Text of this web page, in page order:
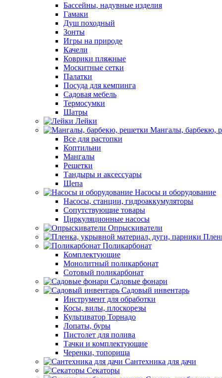
Бассейны, надувные изделия
Гамаки
Душ походный
Зонты
Игры на природе
Качели
Коврики пляжные
Москитные сетки
Палатки
Посуда для кемпинга
Садовая мебель
Термосумки
Шатры
Лейки
Мангалы, барбекю,
Все для растопки
Коптильни
Мангалы
Решетки
Тандыры и аксессуары
Щепа
Насосы и оборудование
Насосы, станции, гидроаккумуляторы
Сопутствующие товары
Циркуляционные насосы
Опрыскиватели
Поликарбонат
Комплектующие
Монолитный поликарбонат
Сотовый поликарбонат
Садовые фонари
Садовый инвентарь
Инструмент для обработки
Косы, вилы, плоскорезы
Культиватор Торнадо
Лопаты, буры
Пистолет для полива
Тачки и комплектующие
Черенки, топорища
Сантехника для дачи
Секаторы